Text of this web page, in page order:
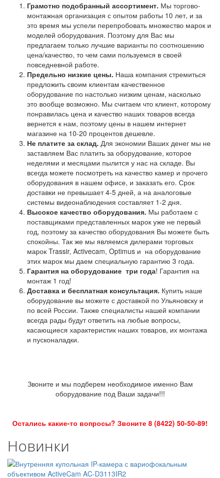
Грамотно подобранный ассортимент. Мы торгово-
монтажная организация с опытом работы 10 лет, и за
это время мы успели перепробовать множество марок и
моделей оборудования. Поэтому для Вас мы
предлагаем только лучшие варианты по соотношению
цена/качество, то чем сами пользуемся в своей
повседневной работе.
Предельно низкие цены. Наша компания стремиться
предложить своим клиентам качественное
оборудование по настолько низким ценам, насколько
это вообще возможно. Мы считаем что клиент, которому
понравилась цена и качество наших товаров всегда
вернется к нам, поэтому цены в нашем интернет
магазине на 10-20 процентов дешевле.
Не платите за склад. Для экономии Ваших денег мы не
заставляем Вас платить за оборудование, которое
неделями и месяцами пылится у нас на складе. Вы
всегда можете посмотреть на качество камер и прочего
оборудования в нашем офисе, и заказать его. Срок
доставки не превышает 4-5 дней, а на аналоговые
системы видеонаблюдения составляет 1-2 дня.
Высокое качество оборудования. Мы работаем с
поставщиками представленных марок уже не первый
год, поэтому за качество оборудования Вы можете быть
спокойны. Так же мы являемся дилерами торговых
марок Trassir, Activecam, Optimus и на оборудование
этих марок мы даем специальную гарантию 3 года.
Гарантия на оборудование три года! Гарантия на
монтаж 1 год!
Доставка и бесплатная консультация. Купить наше
оборудование вы можете с доставкой по Ульяновску и
по всей России. Также специалисты нашей компании
всегда рады будут ответить на любые вопросы,
касающиеся характеристик наших товаров, их монтажа
и пусконаладки.
Звоните и мы подберем необходимое именно Вам
оборудование под Ваши задачи!!!
Остались какие-то вопросы? Звоните 8 (8422) 50-50-89!
Новинки